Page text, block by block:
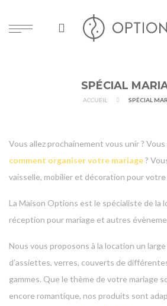
SPÉCIAL
ACCUEIL SPÉCIAL
Vous allez prochainement vous unir ?
comment organiser votre mariage?
vaisselle, mobilier et décoration pour votre
La Maison Options est le spécialiste de la
réception pour mariage et autres
Nous vous proposons à la location un
d’assiettes, verres, couverts de
gammes. Que le thème de votre mariage
encore romantique, nos produits sont